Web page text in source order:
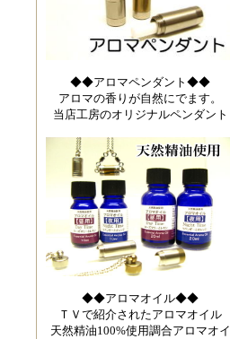
◆◆アロマペンダント◆◆
アロマの香りが自然にでます。
当店工房のオリジナルペンダント
◆◆アロマオイル◆◆
ＴＶで紹介されたアロマオイル
天然精油100%使用調合アロマオイ